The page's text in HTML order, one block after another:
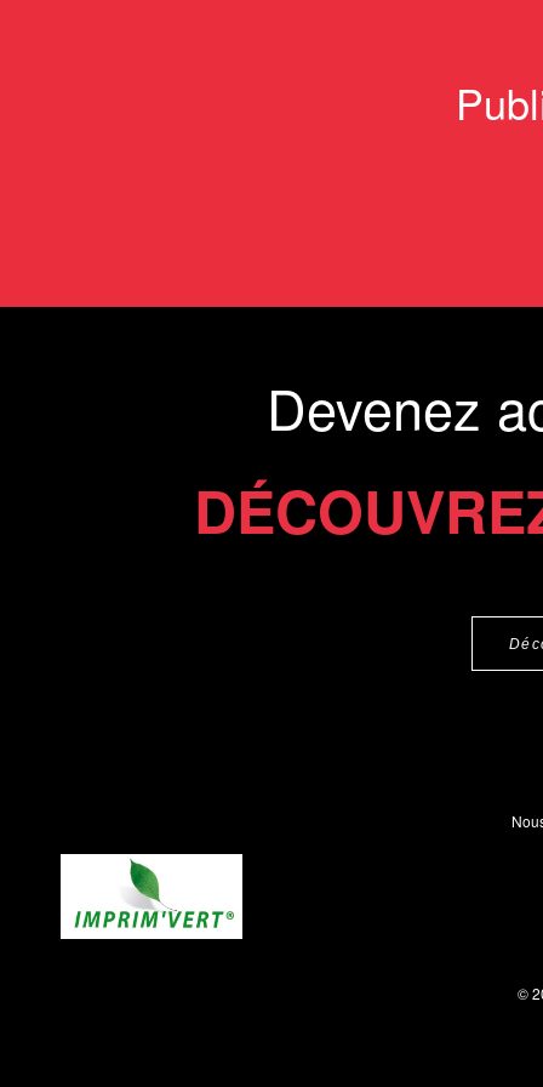
Devenez
©